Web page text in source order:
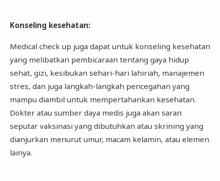
Konseling kesehatan:
Medical check up juga dapat untuk konseling kesehatan
yang melibatkan pembicaraan tentang gaya hidup
sehat, gizi, kesibukan sehari-hari lahiriah, manajemen
stres, dan juga langkah-langkah pencegahan yang
mampu diambil untuk mempertahankan kesehatan.
Dokter atau sumber daya medis juga akan saran
seputar vaksinasi yang dibutuhkan atau skrining yang
dianjurkan menurut umur, macam kelamin, atau elemen
lainya.